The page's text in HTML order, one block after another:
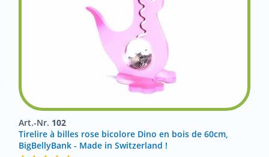
Art.-Nr. 102
Tirelire à billes rose bicolore Dino en bois de 60cm,
BigBellyBank - Made in Switzerland !